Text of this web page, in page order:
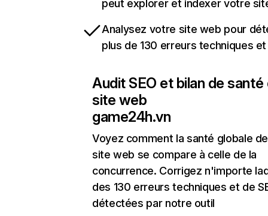
peut explorer et indexer votre
Analysez votre site web pour
plus de 130 erreurs techniques et
Audit SEO et bilan de santé
site web
game24h.vn
Voyez comment la santé globale
site web se compare à celle de la
concurrence. Corrigez n'importe
des 130 erreurs techniques et de
détectées par notre outil